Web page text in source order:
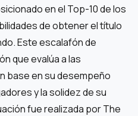
en el Top-10 de los
de obtener el título
Este escalafón de
que evalúa a las
base en su desempeño
y la solidez de su
fue realizada por The